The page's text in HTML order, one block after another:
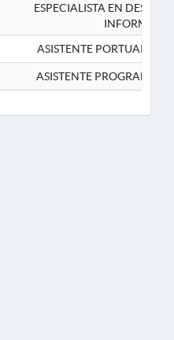
ESPECIALISTA EN
ASISTENTE PORTUARIO 2-
ASISTENTE